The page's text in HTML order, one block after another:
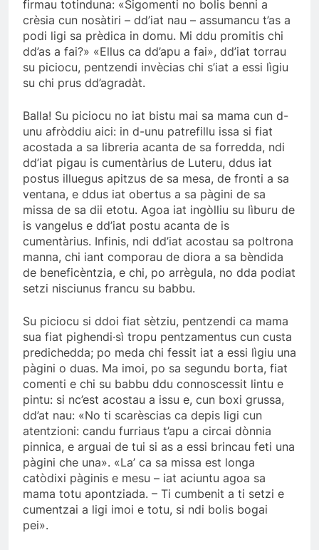
firmau totinduna: «Sigomenti no bolis benni a
crèsia cun nosàtiri – dd’iat nau – assumancu t’as a
podi ligi sa prèdica in domu. Mi ddu promitis chi
dd’as a fai?» «Ellus ca dd’apu a fai», dd’iat torrau
su piciocu, pentzendi invècias chi s’iat a essi lìgiu
su chi prus dd’agradàt.
Balla! Su piciocu no iat bistu mai sa mama cun d-
unu afròddiu aici: in d-unu patrefillu issa si fiat
acostada a sa libreria acanta de sa forredda, ndi
dd’iat pigau is cumentàrius de Luteru, ddus iat
postus illuegus apitzus de sa mesa, de fronti a sa
ventana, e ddus iat obertus a sa pàgini de sa
missa de sa dii etotu. Agoa iat ingòlliu su lìburu de
is vangelus e dd’iat postu acanta de is
cumentàrius. Infinis, ndi dd’iat acostau sa poltrona
manna, chi iant comporau de diora a sa bèndida
de beneficèntzia, e chi, po arrègula, no dda podiat
setzi nisciunus francu su babbu.
Su piciocu si ddoi fiat sètziu, pentzendi ca mama
sua fiat pighendi·sì tropu pentzamentus cun custa
predichedda; po meda chi fessit iat a essi lìgiu una
pàgini o duas. Ma imoi, po sa segundu borta, fiat
comenti e chi su babbu ddu connoscessit lintu e
pintu: si nc’est acostau a issu e, cun boxi grussa,
dd’at nau: «No ti scarèscias ca depis ligi cun
atentzioni: candu furriaus t’apu a circai dònnia
pinnica, e arguai de tui si as a essi brincau feti una
pàgini che una». «La’ ca sa missa est longa
catòdixi pàginis e mesu – iat aciuntu agoa sa
mama totu apontziada. – Ti cumbenit a ti setzi e
cumentzai a ligi imoi e totu, si ndi bolis bogai
pei».